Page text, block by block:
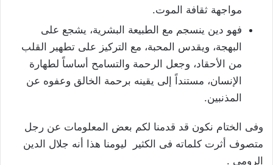
مواجهة ثقافة الموت.
فهو دين ينسجم مع الطبيعة البشرية، يشجع على
البهجة، ويقدس المحبة، مع التركيز على تطهير القلب
من الأحقاد، وجعل الرحمة والتسامح أساساً لطهارة
الإنسان، مستنداً إلى يقينه برحمة الخالق وعفوه عن
المذنبين.
وفى الختام نكون قد قدمنا لكم بعض المعلومات عن رجل
متصوف أثرت كلماته فى الكثير ليومنا هذا أنه جلال الدين
الرومى .